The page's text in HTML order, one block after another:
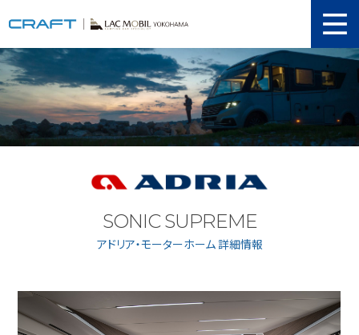
ニュース
取り扱い新車
当店在庫情報
動画紹介
ユーザーボイス
イベント
SONIC SUPREME
アドリア・モーターホーム 詳細情報